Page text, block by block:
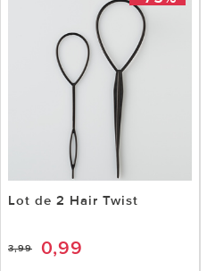
Lot de 2 Hair Twist
3,99 0,99